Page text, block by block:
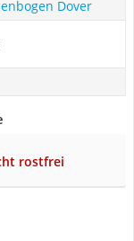
Dover
rostfrei